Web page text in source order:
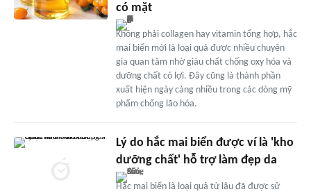
có mặt
Không phải collagen hay vitamin tổng hợp, hắc
mai biển mới là loại quả được nhiều chuyên
gia quan tâm nhờ giàu chất chống oxy hóa và
dưỡng chất có lợi. Đây cũng là thành phần
xuất hiện ngày càng nhiều trong các dòng mỹ
phẩm chống lão hóa.
Lý do hắc mai biển được ví là 'kho
dưỡng chất' hỗ trợ làm đẹp da
Hắc mai biển là loại quả từ lâu đã được sử